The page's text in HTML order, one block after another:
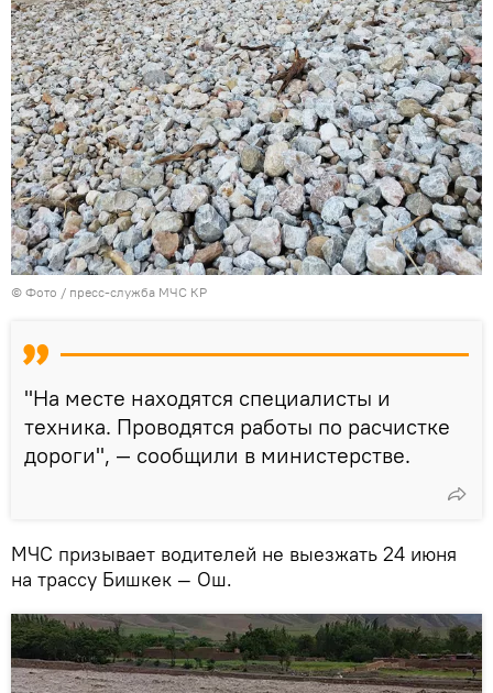
© Фото / пресс-служба МЧС КР
"На месте находятся специалисты и
техника. Проводятся работы по расчистке
дороги", — сообщили в министерстве.
МЧС призывает водителей не выезжать 24 июня
на трассу Бишкек — Ош.